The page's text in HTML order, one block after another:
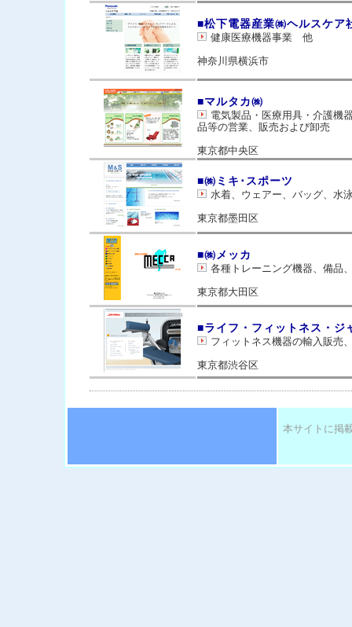
■松下電器産業㈱ヘルスケア
健康医療機器事業 他
神奈川県横浜市
■マルタカ㈱
電気製品・医療用具・介護機
品等の営業、販売および卸売
東京都中央区
■㈱ミキ･スポーツ
水着、ウェアー、バッグ、水
東京都墨田区
■㈱メッカ
各種トレーニング機器、備品
東京都大田区
■ライフ・フィットネス・ジ
フィットネス機器の輸入販売
東京都渋谷区
本サイトに掲